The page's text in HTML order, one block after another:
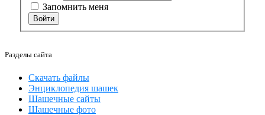
Запомнить меня
Войти
Разделы сайта
Скачать файлы
Энциклопедия шашек
Шашечные сайты
Шашечные фото